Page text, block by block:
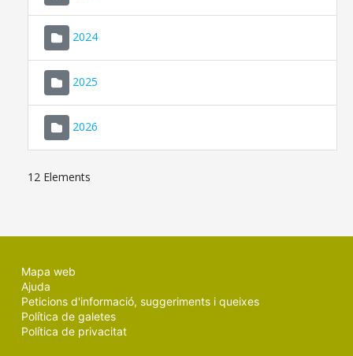
2024
2025
2026
12 Elements
Mapa web
Ajuda
Peticions d'informació, suggeriments i queixes
Política de galetes
Política de privacitat